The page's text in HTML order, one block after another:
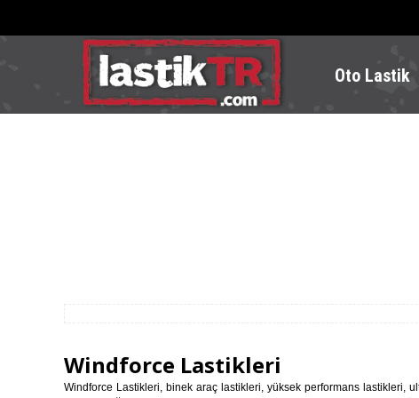
Oto Lastik
Windforce Lastikleri
Windforce Lastikleri, binek araç lastikleri, yüksek performans lastikleri,